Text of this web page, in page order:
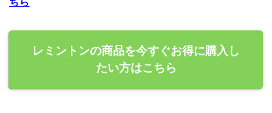
ちら
レミントンの商品を今すぐお得に購入し
たい方はこちら